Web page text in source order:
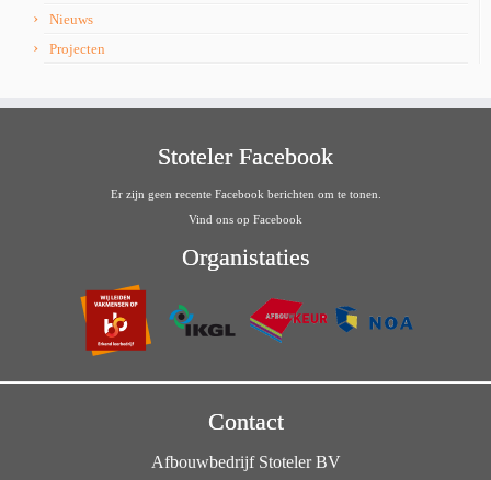
Nieuws
Projecten
Stoteler Facebook
Er zijn geen recente Facebook berichten om te tonen.
Vind ons op Facebook
Organistaties
Contact
Afbouwbedrijf Stoteler BV